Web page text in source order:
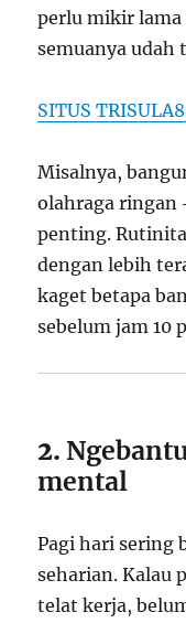
perlu mikir lama
semuanya udah
SITUS
Misalnya,
olahraga
penting.
dengan lebih
kaget betapa
sebelum jam 10
2.
mental
Pagi hari sering
seharian. Kalau
telat kerja,